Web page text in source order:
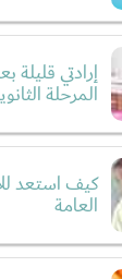
إرادتي
المرحلة
كيف استعد
العامة